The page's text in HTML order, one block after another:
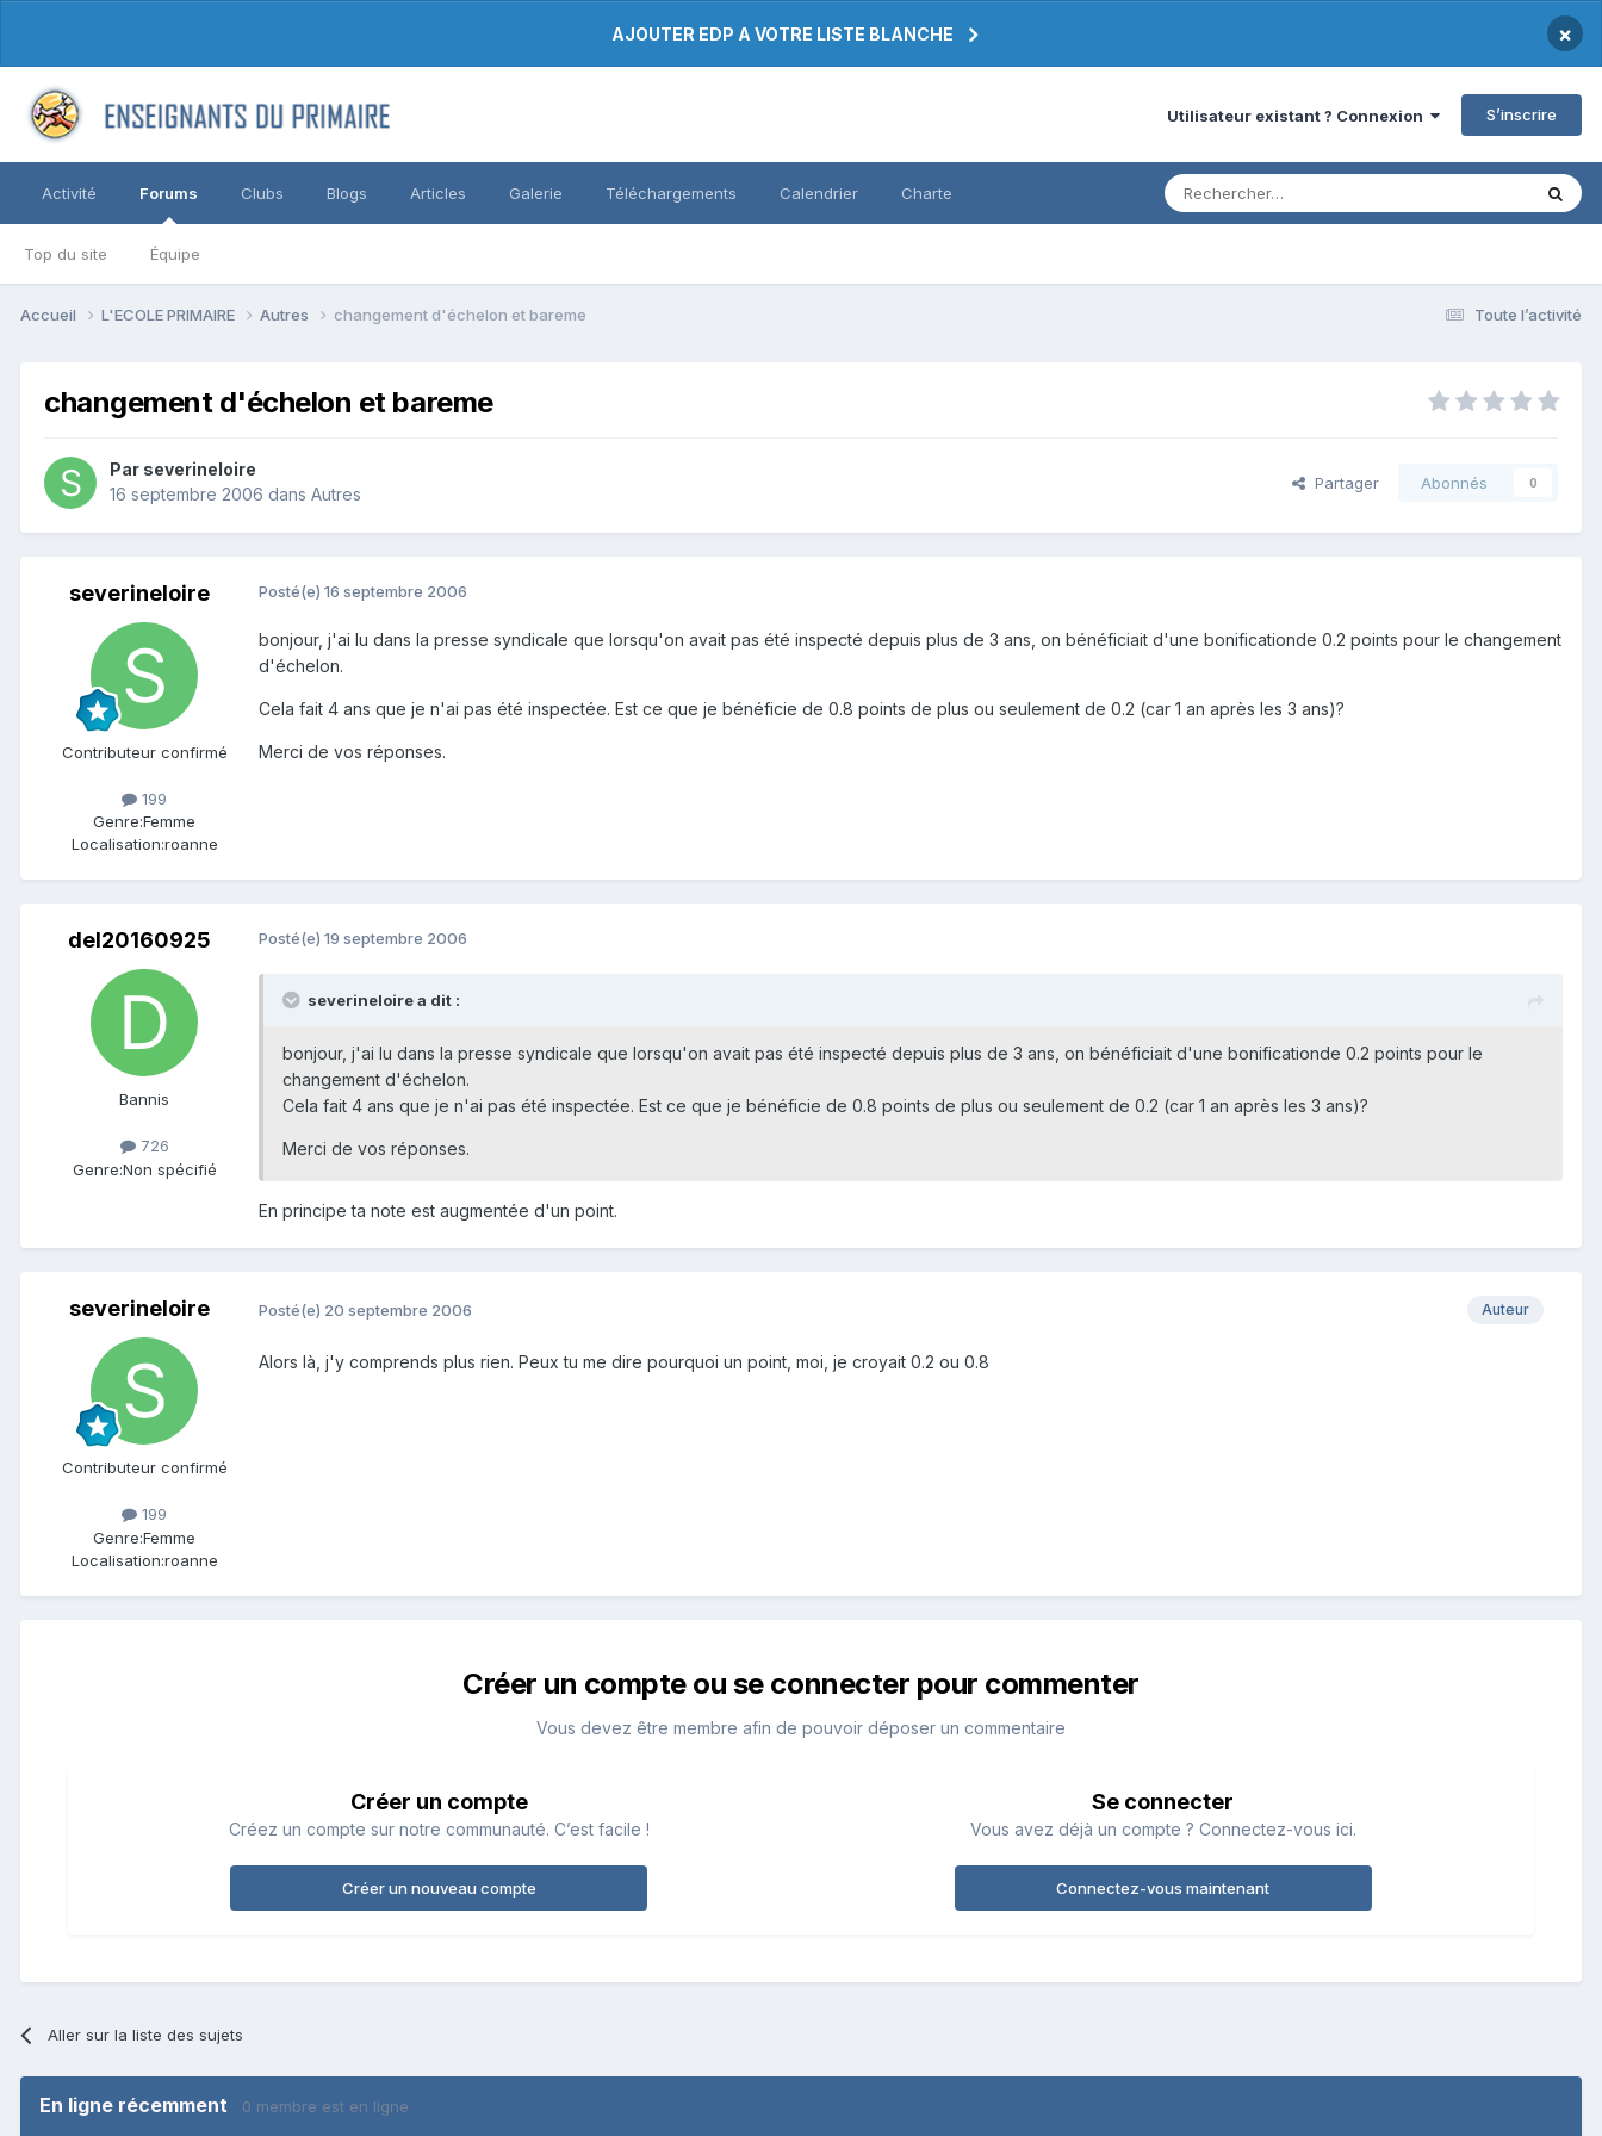
AJOUTER EDP A VOTRE LISTE BLANCHE ×
Utilisateur existant ? Connexion S’inscrire
Activité Forums
Top du site Équipe
Clubs Blogs Articles Galerie Téléchargements Calendrier Charte
Toute l’activité
Accueil L'ECOLE PRIMAIRE Autres changement d'échelon et bareme
changement d'échelon et bareme
Par severineloire
16 septembre 2006 dans Autres
Partager Abonnés 0
severineloire
Contributeur confirmé
199
Genre:Femme
Localisation:roanne
Posté(e) 16 septembre 2006
bonjour, j'ai lu dans la presse syndicale que lorsqu'on avait pas été inspecté depuis plus de 3 ans, on bénéficiait d'une bonificationde 0.2 points pour le changement
d'échelon.
Cela fait 4 ans que je n'ai pas été inspectée. Est ce que je bénéficie de 0.8 points de plus ou seulement de 0.2 (car 1 an après les 3 ans)?
Merci de vos réponses.
del20160925
Bannis
726
Genre:Non spécifié
Posté(e) 19 septembre 2006
severineloire a dit :
bonjour, j'ai lu dans la presse syndicale que lorsqu'on avait pas été inspecté depuis plus de 3 ans, on bénéficiait d'une bonificationde 0.2 points pour le
changement d'échelon.
Cela fait 4 ans que je n'ai pas été inspectée. Est ce que je bénéficie de 0.8 points de plus ou seulement de 0.2 (car 1 an après les 3 ans)?
Merci de vos réponses.
En principe ta note est augmentée d'un point.
severineloire
Contributeur confirmé
199
Genre:Femme
Localisation:roanne
Auteur
Posté(e) 20 septembre 2006
Alors là, j'y comprends plus rien. Peux tu me dire pourquoi un point, moi, je croyait 0.2 ou 0.8
Créer un compte ou se connecter pour commenter
Vous devez être membre afin de pouvoir déposer un commentaire
Créer un compte
Créez un compte sur notre communauté. C’est facile !
Créer un nouveau compte
Se connecter
Vous avez déjà un compte ? Connectez-vous ici.
Connectez-vous maintenant
Aller sur la liste des sujets
En ligne récemment 0 membre est en ligne